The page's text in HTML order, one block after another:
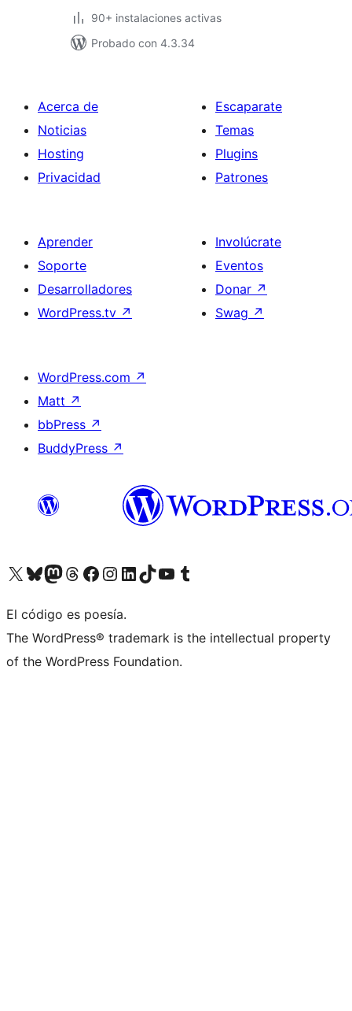
90+ instalaciones activas
Probado con 4.3.34
Acerca de
Noticias
Hosting
Privacidad
Escaparate
Temas
Plugins
Patrones
Aprender
Soporte
Desarrolladores
WordPress.tv ↗
Involúcrate
Eventos
Donar ↗
Swag ↗
WordPress.com ↗
Matt ↗
bbPress ↗
BuddyPress ↗
Visita nuestra cuenta de X (anteriormente Twitter)
Visita nuestra cuenta de Bluesky
Visita nuestra cuenta de Mastodon
Visita nuestra cuenta de Threads
Visita nuestra página de Facebook
Visita nuestra cuenta de Instagram
Visita nuestra cuenta de LinkedIn
Visita nuestra cuenta de TikTok
Visita nuestro canal de YouTube
Visita nuestra cuenta de Tumblr
El código es poesía.
The WordPress® trademark is the intellectual property
of the WordPress Foundation.